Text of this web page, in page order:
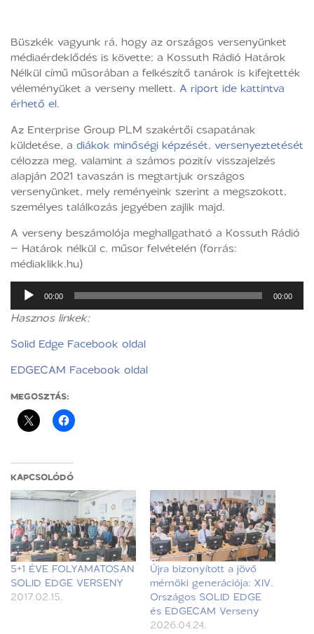
Büszkék vagyunk rá, hogy az országos versenyünket
médiaérdeklődés is követte; a Kossuth Rádió Határok
Nélkül című műsorában a felkészítő tanárok is kifejtették
véleményüket a verseny mellett. A riport ide kattintva
érhető el.
Az Enterprise Group PLM szakértői csapatának
küldetése, a diákok minőségi képzését, versenyeztetését
célozza meg, valamint a számos pozitív visszajelzés
alapján 2021 tavaszán is megtartjuk országos
versenyünket, mely reményeink szerint a megszokott,
személyes találkozás jegyében zajlik majd.
A verseny beszámolója meghallgatható a Kossuth Rádió
– Határok nélkül c. műsor felvételén (forrás:
médiaklikk.hu)
Audió
lejátszó00:00 00:00
Hasznos linkek:
Solid Edge Facebook oldal
EDGECAM Facebook oldal
MEGOSZTÁS:
KAPCSOLÓDÓ
5+1 ÉVE FOLYAMATOSAN
SOLID EDGE VERSENY
2017.02.15.
Újra bizonyított a jövő
mérnöki generációja: XIV.
Országos SOLID EDGE
és EDGECAM Verseny
2026.04.24.